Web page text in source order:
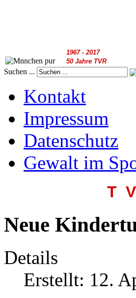
1967 - 2017
50 Jahre TVR
Suchen ...
Kontakt
Impressum
Datenschutz
Gewalt im
T
Neue
Details
Erstellt: 12.